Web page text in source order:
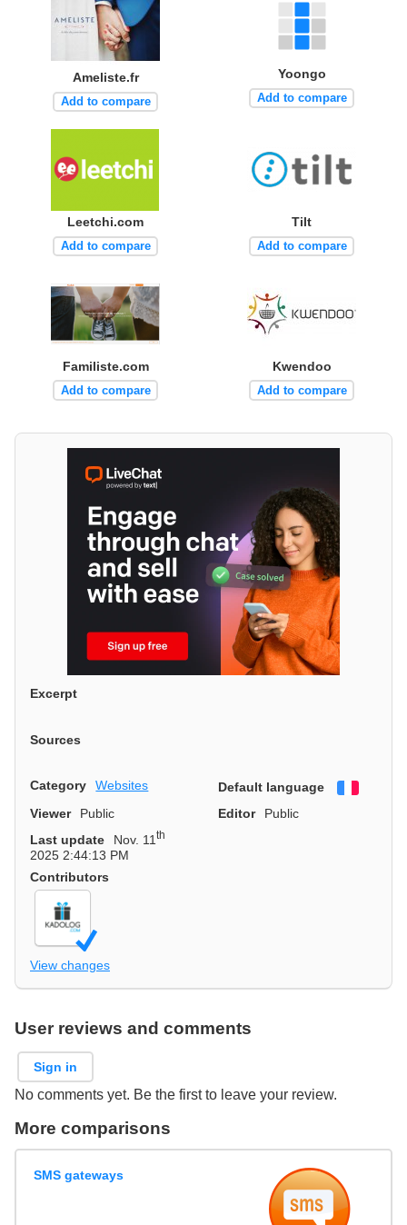
Ameliste.fr
Add to compare
Yoongo
Add to compare
Leetchi.com
Add to compare
Tilt
Add to compare
Familiste.com
Add to compare
Kwendoo
Add to compare
Excerpt
Sources
Category Websites Default language
Viewer
Public Editor
Public
Last update
Nov. 11 th
2025 2:44:13 PM
Contributors
View changes
User reviews and comments
Sign in
No comments yet. Be the first to leave your review.
More comparisons
SMS gateways